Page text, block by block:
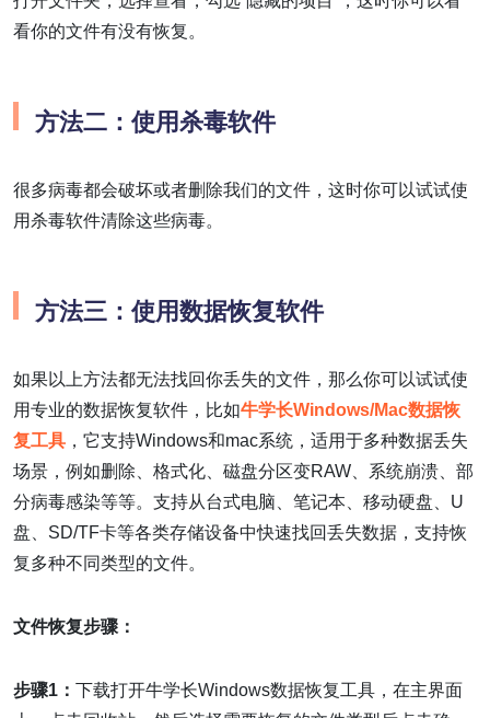
看你的文件有没有恢复。
方法二：使用杀毒软件
很多病毒都会破坏或者删除我们的文件，这时你可以试试使
用杀毒软件清除这些病毒。
方法三：使用数据恢复软件
如果以上方法都无法找回你丢失的文件，那么你可以试试使
用专业的数据恢复软件，比如牛学长Windows/Mac数据恢
复工具 ，它支持Windows和mac系统，适用于多种数据丢失
场景，例如删除、格式化、磁盘分区变RAW、系统崩溃、部
分病毒感染等等。支持从台式电脑、笔记本、移动硬盘、U
盘、SD/TF卡等各类存储设备中快速找回丢失数据，支持恢
复多种不同类型的文件。
文件恢复步骤：
步骤1： 下载打开牛学长Windows数据恢复工具，在主界面